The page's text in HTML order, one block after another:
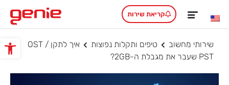
פתח
קריאת שירות
שירותי מחשוב טיפים ותקלות נפוצות
איך לתקן OST /
PST שעבר את מגבלת ה-2GB?